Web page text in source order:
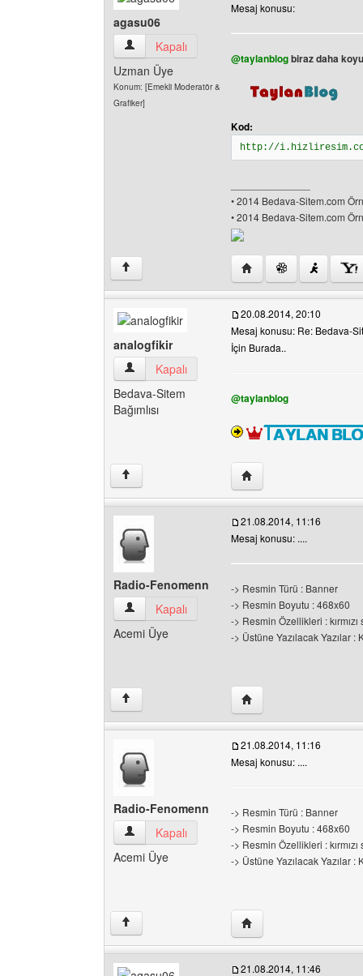
agasu06
agasu06 Kullanıcının profilini görüntüle
Kapalı
Uzman Üye
Konum: [Emekli Moderatör &
Grafiker]
Mesaj konusu:
@taylanblogbiraz daha
Kod:
http://
• 2014 Bedava-Sitem.com
• 2014 Bedava-Sitem.com
↑ Yazarın web sitesini
analogfikir
analogfikir Kullanıcının profilini görüntüle
Kapalı
Bedava-Sitem
Bağımlısı
20.08.2014, 20:10
Mesaj konusu: Re: Bedava-
İçin Burada..
@taylanblog
↑ Yazarın web sitesini
Radio-Fenomenn
Radio-Fenomenn Kullanıcının profilini
Kapalı
Acemi Üye
21.08.2014, 11:16
Mesaj konusu: ....
-> Resmin Türü : Banner
-> Resmin Boyutu : 468x60
-> Resmin Özellikleri : kırmızı
-> Üstüne Yazılacak Yazılar
↑ Yazarın web sitesini
Radio-Fenomenn
Radio-Fenomenn Kullanıcının profilini
Kapalı
Acemi Üye
21.08.2014, 11:16
Mesaj konusu: ....
-> Resmin Türü : Banner
-> Resmin Boyutu : 468x60
-> Resmin Özellikleri : kırmızı
-> Üstüne Yazılacak Yazılar
↑ Yazarın web sitesini
21.08.2014, 11:46